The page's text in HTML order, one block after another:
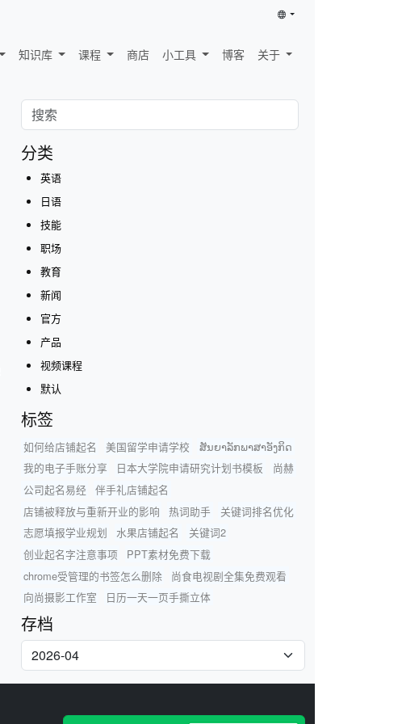
知识库 课程 商店 小工具 博客 关于
分类
英语
日语
技能
职场
教育
新闻
官方
产品
视频课程
默认
标签
如何给店铺起名 美国留学申请学校
ສັນຍາລັກພາສາອັງກິດ
我的电子手账分享
日本大学院申请研究计划书模板
尚赫
公司起名易经
伴手礼店铺起名
店铺被释放与重新开业的影响
热词助手
关键词排名优化
志愿填报学业规划
水果店铺起名
关键词2
创业起名字注意事项
PPT素材免费下载
chrome受管理的书签怎么删除
尚食电视剧全集免费观看
向尚摄影工作室
日历一天一页手撕立体
存档